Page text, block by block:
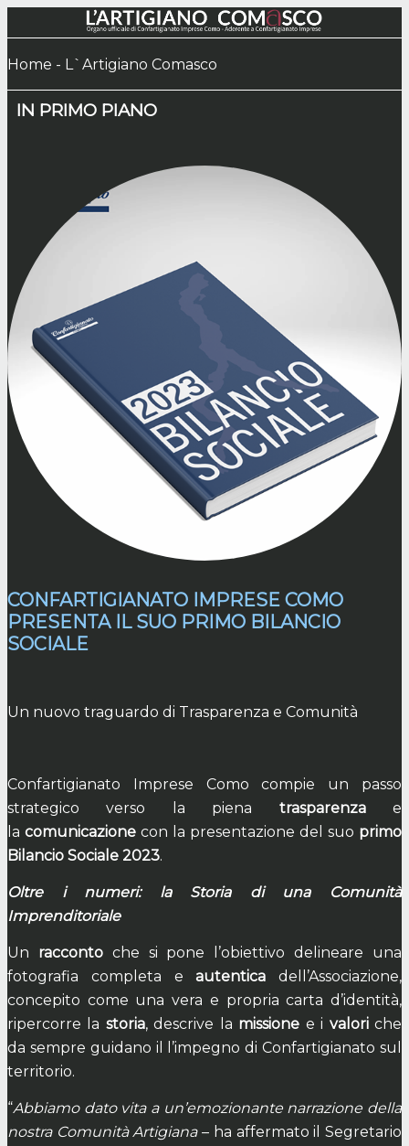
Home - L`Artigiano Comasco
IN PRIMO PIANO
CONFARTIGIANATO IMPRESE COMO
PRESENTA IL SUO PRIMO BILANCIO
SOCIALE
Un nuovo traguardo di Trasparenza e Comunità
Confartigianato Imprese Como compie un passo
strategico verso la piena trasparenzae
la comunicazione con la presentazione del suo primo
Bilancio Sociale 2023.
Oltre i numeri: la Storia di una Comunità
Imprenditoriale
Un raccontoche si pone l’obiettivo delineare una
fotografia completa eautentica dell’Associazione,
concepito come una vera e propria carta d’identità,
ripercorre la storia, descrive la missione e i valoriche
da sempre guidano il l’impegno di Confartigianato sul
territorio.
“Abbiamo dato vita a un’emozionante narrazione della
nostra Comunità Artigiana– ha affermato il Segretario